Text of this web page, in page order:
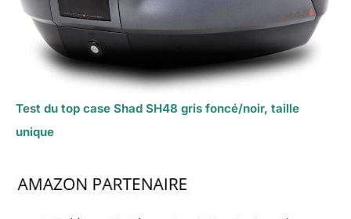
Test du top case Shad SH48 gris foncé/noir, taille
unique